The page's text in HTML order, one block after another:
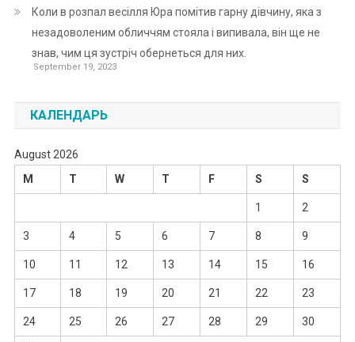
Коли в розпал весілля Юра помітив гарну дівчину, яка з
незадоволеним обличчям стояла і випивала, він ще не
знав, чим ця зустріч обернеться для них.
September 19, 2023
КАЛЕНДАРЬ
August 2026
M
T W T F S S
1 2
3 4 5 6 7 8 9
10 11 12 13 14 15 16
17 18 19 20 21 22 23
24 25 26 27 28 29 30